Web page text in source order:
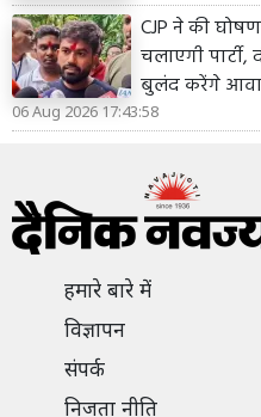
CJP ने की
चलाएगी
बुलंद करेंगे
06 Aug 2026 17:43:58
हमारे बारे में
विज्ञापन
संपर्क
निजता नीति